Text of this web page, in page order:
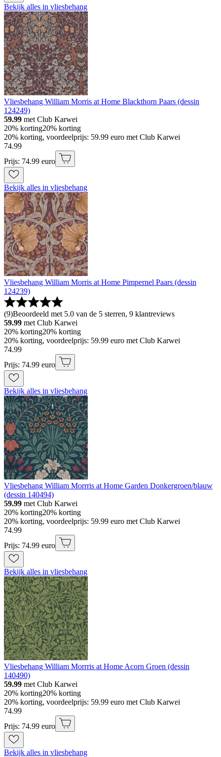
Bekijk alles in vliesbehang
Vliesbehang William Morris at Home Blackthorn Paars (dessin
124249)
59.99 met Club Karwei
20% korting20% korting
20% korting, voordeelprijs: 59.99 euro met Club Karwei
74.99
Prijs: 74.99 euro
Bekijk alles in vliesbehang
Vliesbehang William Morris at Home Pimpernel Paars (dessin
124239)
(9)Beoordeeld met 5.0 van de 5 sterren, 9 klantreviews
59.99 met Club Karwei
20% korting20% korting
20% korting, voordeelprijs: 59.99 euro met Club Karwei
74.99
Prijs: 74.99 euro
Bekijk alles in vliesbehang
Vliesbehang William Morrris at Home Garden Donkergroen/blauw
(dessin 140494)
59.99 met Club Karwei
20% korting20% korting
20% korting, voordeelprijs: 59.99 euro met Club Karwei
74.99
Prijs: 74.99 euro
Bekijk alles in vliesbehang
Vliesbehang William Morrris at Home Acorn Groen (dessin
140490)
59.99 met Club Karwei
20% korting20% korting
20% korting, voordeelprijs: 59.99 euro met Club Karwei
74.99
Prijs: 74.99 euro
Bekijk alles in vliesbehang